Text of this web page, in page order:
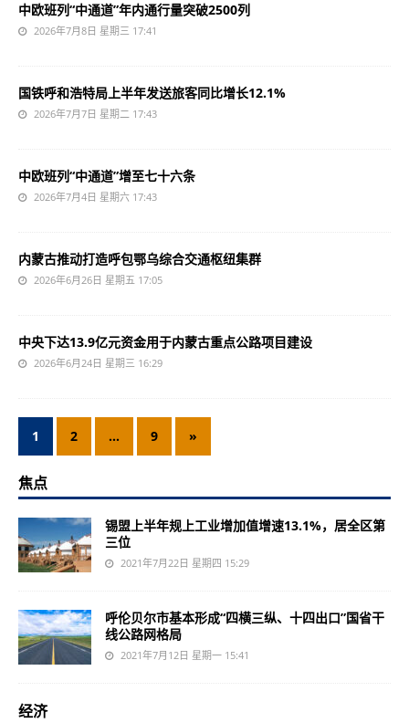
中欧班列“中通道”年内通行量突破2500列
2026年7月8日 星期三 17:41
国铁呼和浩特局上半年发送旅客同比增长12.1%
2026年7月7日 星期二 17:43
中欧班列“中通道”增至七十六条
2026年7月4日 星期六 17:43
内蒙古推动打造呼包鄂乌综合交通枢纽集群
2026年6月26日 星期五 17:05
中央下达13.9亿元资金用于内蒙古重点公路项目建设
2026年6月24日 星期三 16:29
1 2 … 9 »
焦点
锡盟上半年规上工业增加值增速13.1%，居全区第
三位
2021年7月22日 星期四 15:29
呼伦贝尔市基本形成“四横三纵、十四出口”国省干
线公路网格局
2021年7月12日 星期一 15:41
经济